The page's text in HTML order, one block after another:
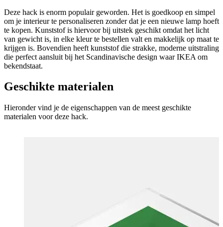
Deze hack is enorm populair geworden. Het is goedkoop en simpel
om je interieur te personaliseren zonder dat je een nieuwe lamp hoeft
te kopen. Kunststof is hiervoor bij uitstek geschikt omdat het licht
van gewicht is, in elke kleur te bestellen valt en makkelijk op maat te
krijgen is. Bovendien heeft kunststof die strakke, moderne uitstraling
die perfect aansluit bij het Scandinavische design waar IKEA om
bekendstaat.
Geschikte materialen
Hieronder vind je de eigenschappen van de meest geschikte
materialen voor deze hack.